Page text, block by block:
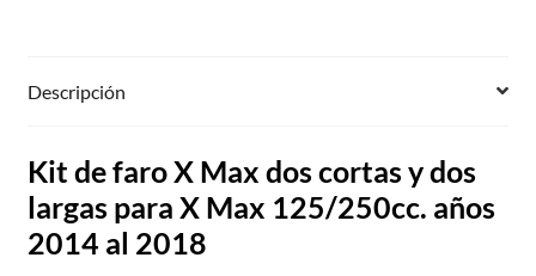
Descripción
Kit de faro X Max dos cortas y dos
largas para X Max 125/250cc. años
2014 al 2018